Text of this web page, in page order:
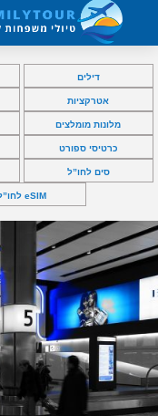
דילים
אטרקציות
מלונות מומלצים
כרטיסי ספורט
סים לחו”ל
eSIM לחו”ל